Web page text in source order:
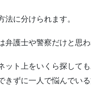
法に分けられます。
弁護士や警察だけと思
ット上をいくら探して
きずに一人で悩んでい